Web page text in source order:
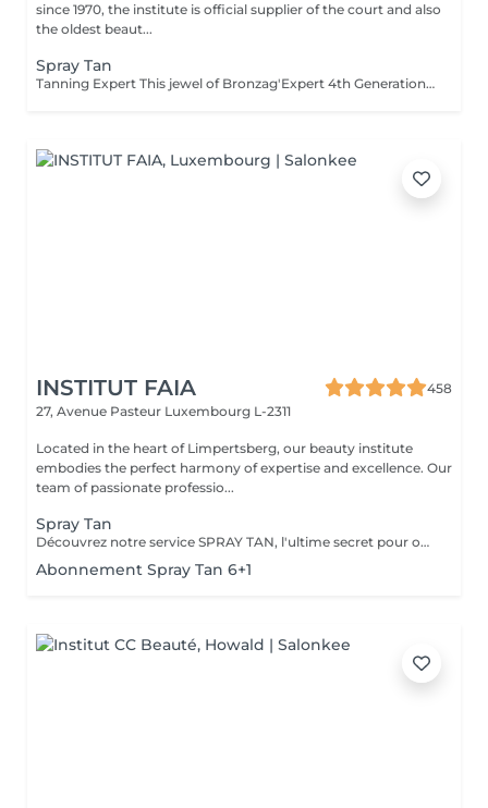
since 1970, the institute is official supplier of the court and also
the oldest beaut...
Spray Tan
Tanning Expert This jewel of Bronzag'Expert 4th Generation technology, working with our lotion, offers a tailor-made tan without UV exposure. Thanks to its 99% natural composition containing a melanin activator and moisturizing active ingredients, you will find tanned, revitalized and plumped skin.
INSTITUT FAIA
458
27, Avenue Pasteur Luxembourg L-2311
Located in the heart of Limpertsberg, our beauty institute
embodies the perfect harmony of expertise and excellence. Our
team of passionate professio...
Spray Tan
Découvrez notre service SPRAY TAN, l'ultime secret pour obtenir secret pour un éclat doré sans nuire à votre peau. Notre formule révolutionnaire, non testée sur les animaux, garantit un bronzage naturel et sans effet « orange ». Choissisez parmi une gamme de teints pour obtenir la nuance parfaite qui convient à votre style. Donnez à votre peau l'éclat qu'elle mérite et révélez une beauté radieuse en un instant. Osez le bronzage en toute confiance avec notre Spray Tan.
Abonnement Spray Tan 6+1